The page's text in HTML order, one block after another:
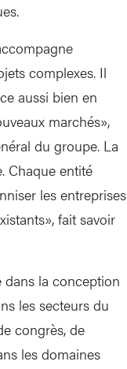
complexes. Il
aussi bien en
marchés»,
du groupe. La
Chaque entité
les entreprises
fait savoir
dans la conception
les secteurs du
congrès, de
les domaines